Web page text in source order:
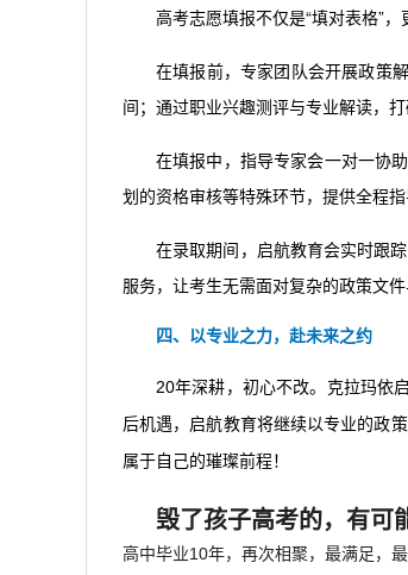
高考志愿填报不仅是“填对表格”
在填报前，专家团队会开展政策
间；通过职业兴趣测评与专业解读，
在填报中，指导专家会一对一协
划的资格审核等特殊环节，提供全程
在录取期间，启航教育会实时跟
服务，让考生无需面对复杂的政策文
四、以专业之力，赴未来之约
20年深耕，初心不改。克拉玛依
后机遇，启航教育将继续以专业的政
属于自己的璀璨前程！
毁了孩子高考的，有可
高中毕业10年，再次相聚，最满足，